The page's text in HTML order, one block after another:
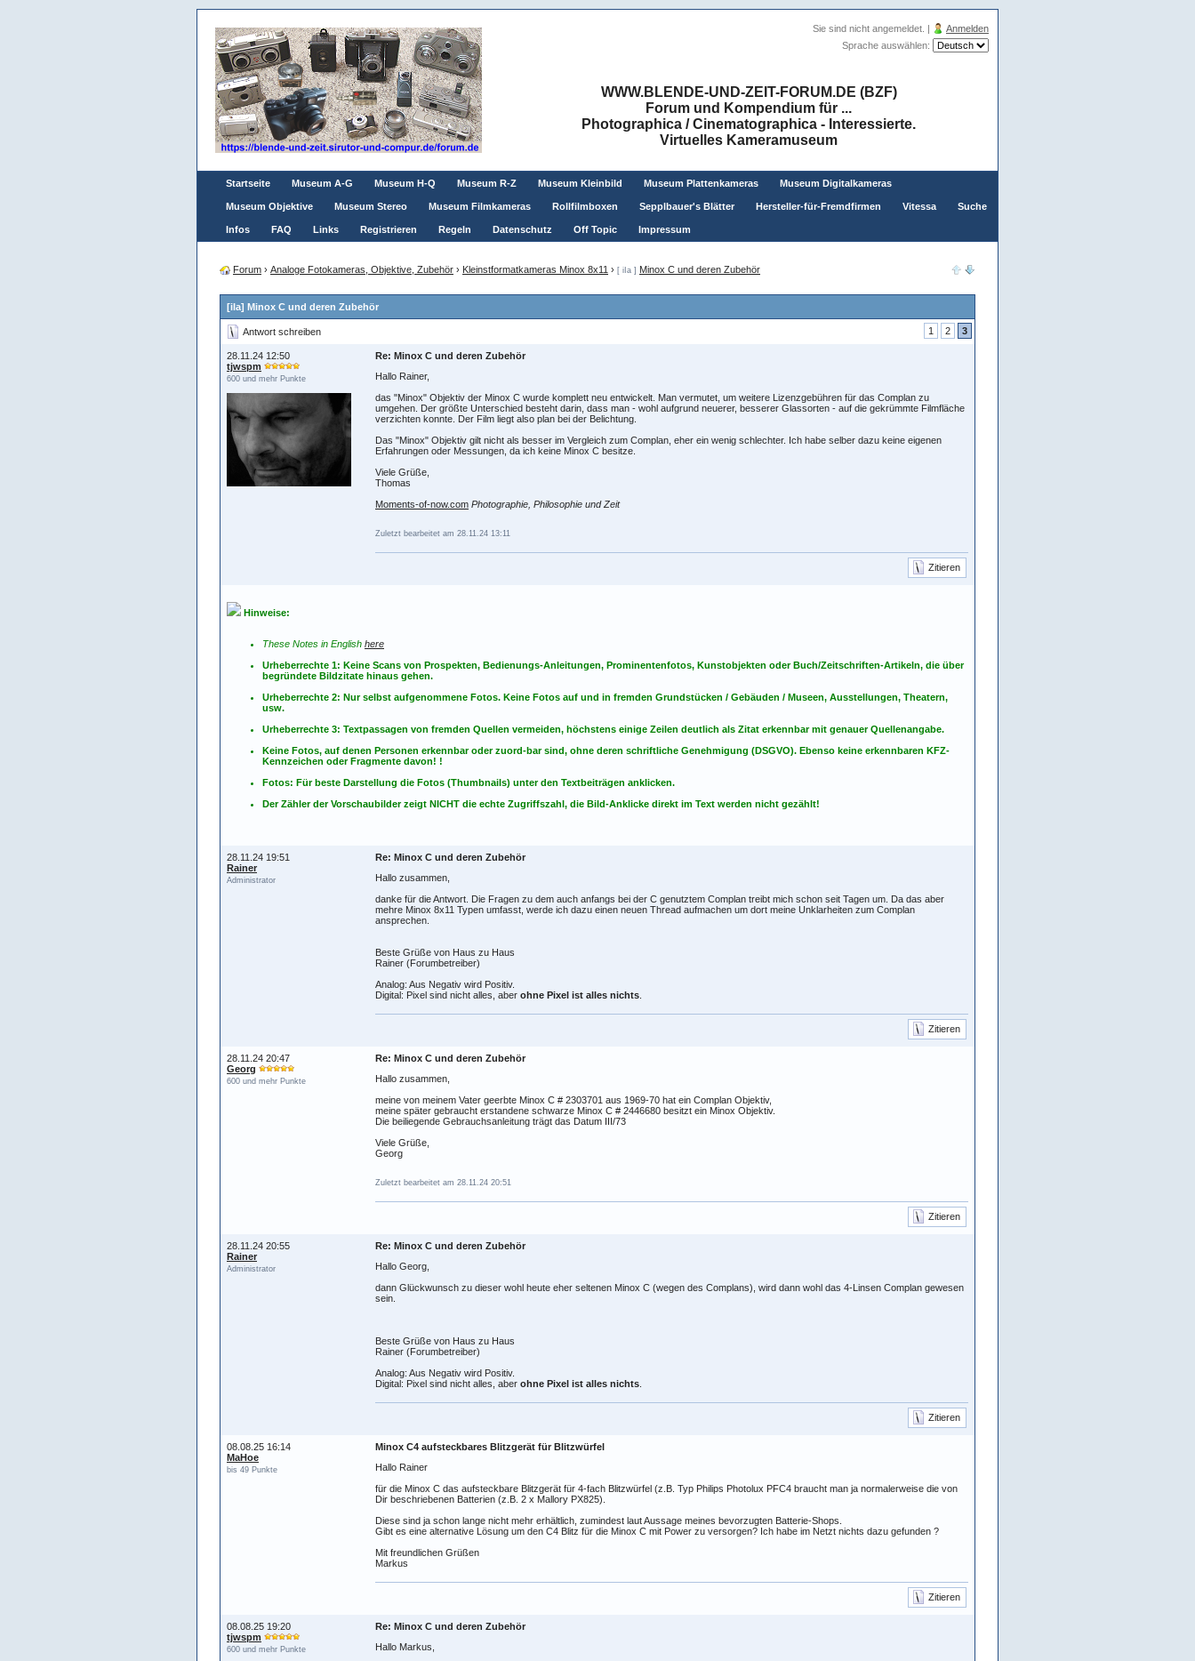
Sie sind nicht angemeldet. |
Anmelden
Sprache auswählen:
WWW.BLENDE-UND-ZEIT-FORUM.DE (BZF)
Forum und Kompendium für ...
Photographica / Cinematographica - Interessierte.
Virtuelles Kameramuseum
Startseite Museum A-G Museum H-Q Museum R-Z Museum Kleinbild Museum Plattenkameras Museum Digitalkameras
Museum Objektive Museum Stereo Museum Filmkameras Rollfilmboxen Sepplbauer's Blätter Hersteller-für-Fremdfirmen Vitessa Suche
Infos FAQ Links Registrieren Regeln Datenschutz Off Topic Impressum
Forum › Analoge Fotokameras, Objektive, Zubehör › Kleinstformatkameras Minox 8x11 › [ iIa ] Minox C und deren Zubehör
[iIa] Minox C und deren Zubehör
Antwort schreiben 1 2 3
28.11.24 12:50
tjwspm
600 und mehr Punkte
Re: Minox C und deren Zubehör
Hallo Rainer,
das "Minox" Objektiv der Minox C wurde komplett neu entwickelt. Man vermutet, um weitere Lizenzgebühren für das Complan zu
umgehen. Der größte Unterschied besteht darin, dass man - wohl aufgrund neuerer, besserer Glassorten - auf die gekrümmte Filmfläche
verzichten konnte. Der Film liegt also plan bei der Belichtung.
Das "Minox" Objektiv gilt nicht als besser im Vergleich zum Complan, eher ein wenig schlechter. Ich habe selber dazu keine eigenen
Erfahrungen oder Messungen, da ich keine Minox C besitze.
Viele Grüße,
Thomas
Moments-of-now.com Photographie, Philosophie und Zeit
Zuletzt bearbeitet am 28.11.24 13:11
Zitieren
Hinweise:
These Notes in English here
Urheberrechte 1: Keine Scans von Prospekten, Bedienungs-Anleitungen, Prominentenfotos, Kunstobjekten oder Buch/Zeitschriften-Artikeln, die über
begründete Bildzitate hinaus gehen.
Urheberrechte 2: Nur selbst aufgenommene Fotos. Keine Fotos auf und in fremden Grundstücken / Gebäuden / Museen, Ausstellungen, Theatern,
usw.
Urheberrechte 3: Textpassagen von fremden Quellen vermeiden, höchstens einige Zeilen deutlich als Zitat erkennbar mit genauer Quellenangabe.
Keine Fotos, auf denen Personen erkennbar oder zuord-bar sind, ohne deren schriftliche Genehmigung (DSGVO). Ebenso keine erkennbaren KFZ-
Kennzeichen oder Fragmente davon! !
Fotos: Für beste Darstellung die Fotos (Thumbnails) unter den Textbeiträgen anklicken.
Der Zähler der Vorschaubilder zeigt NICHT die echte Zugriffszahl, die Bild-Anklicke direkt im Text werden nicht gezählt!
28.11.24 19:51
Rainer
Administrator
Re: Minox C und deren Zubehör
Hallo zusammen,
danke für die Antwort. Die Fragen zu dem auch anfangs bei der C genutztem Complan treibt mich schon seit Tagen um. Da das aber
mehre Minox 8x11 Typen umfasst, werde ich dazu einen neuen Thread aufmachen um dort meine Unklarheiten zum Complan
ansprechen.
Beste Grüße von Haus zu Haus
Rainer (Forumbetreiber)
Analog: Aus Negativ wird Positiv.
Digital: Pixel sind nicht alles, aber ohne Pixel ist alles nichts
Zitieren
28.11.24 20:47
Georg
600 und mehr Punkte
Re: Minox C und deren Zubehör
Hallo zusammen,
meine von meinem Vater geerbte Minox C # 2303701 aus 1969-70 hat ein Complan Objektiv,
meine später gebraucht erstandene schwarze Minox C # 2446680 besitzt ein Minox Objektiv.
Die beiliegende Gebrauchsanleitung trägt das Datum III/73
Viele Grüße,
Georg
Zuletzt bearbeitet am 28.11.24 20:51
Zitieren
28.11.24 20:55
Rainer
Administrator
Re: Minox C und deren Zubehör
Hallo Georg,
dann Glückwunsch zu dieser wohl heute eher seltenen Minox C (wegen des Complans), wird dann wohl das 4-Linsen Complan gewesen
sein.
Beste Grüße von Haus zu Haus
Rainer (Forumbetreiber)
Analog: Aus Negativ wird Positiv.
Digital: Pixel sind nicht alles, aber ohne Pixel ist alles nichts
Zitieren
08.08.25 16:14
MaHoe
bis 49 Punkte
Minox C4 aufsteckbares Blitzgerät für Blitzwürfel
Hallo Rainer
für die Minox C das aufsteckbare Blitzgerät für 4-fach Blitzwürfel (z.B. Typ Philips Photolux PFC4 braucht man ja normalerweise die von
Dir beschriebenen Batterien (z.B. 2 x Mallory PX825).
Diese sind ja schon lange nicht mehr erhältlich, zumindest laut Aussage meines bevorzugten Batterie-Shops.
Gibt es eine alternative Lösung um den C4 Blitz für die Minox C mit Power zu versorgen? Ich habe im Netzt nichts dazu gefunden ?
Mit freundlichen Grüßen
Markus
Zitieren
08.08.25 19:20
tjwspm
600 und mehr Punkte
Re: Minox C und deren Zubehör
Hallo Markus,